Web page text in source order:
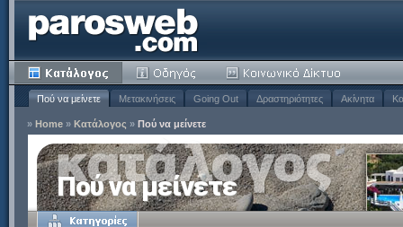
Πού να μείνετε Μετακινήσεις Going Out Δραστηριότητες Ακίνητα
» Home » Κατάλογος » Πού να μείνετε
Πού να μείνετε